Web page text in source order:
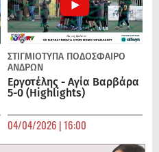
ΣΤΙΓΜΙΟΤΥΠΑ ΠΟΔΌΣΦΑΙΡΟ
ΑΝΔΡΏΝ
Εργοτέλης - Αγία Βαρβάρα
5-0 (Highlights)
04/04/2026 | 16:00